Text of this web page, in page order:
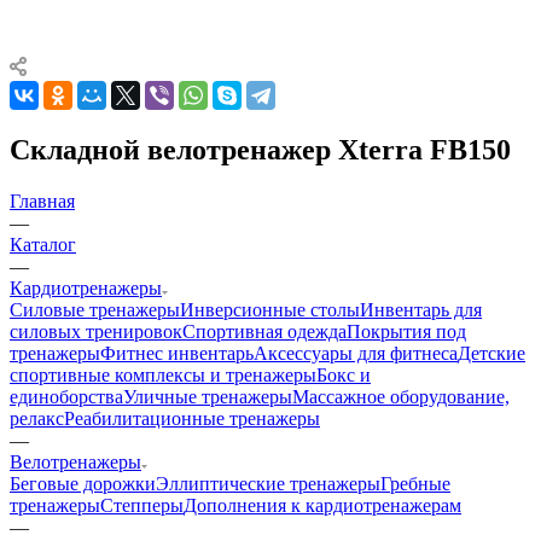
Складной велотренажер Xterra FB150
Главная
—
Каталог
—
Кардиотренажеры
Силовые тренажерыИнверсионные столыИнвентарь для
силовых тренировокСпортивная одеждаПокрытия под
тренажерыФитнес инвентарьАксессуары для фитнесаДетские
спортивные комплексы и тренажерыБокс и
единоборстваУличные тренажерыМассажное оборудование,
релаксРеабилитационные тренажеры
—
Велотренажеры
Беговые дорожкиЭллиптические тренажерыГребные
тренажерыСтепперыДополнения к кардиотренажерам
—